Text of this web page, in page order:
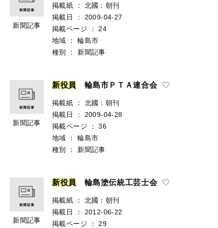
新聞記事
掲載紙 ：
北國：朝刊
掲載日
：
2009-04-27
掲載ページ
：
24
地域
：
輪島市
種別
： 新聞記事
新聞記事
新役員 輪島市ＰＴＡ連合会
掲載紙 ：
北國：朝刊
掲載日
：
2009-04-28
掲載ページ
：
36
地域
：
輪島市
種別
： 新聞記事
新聞記事
新役員 輪島塗伝統工芸士会
掲載紙 ：
北國：朝刊
掲載日
：
2012-06-22
掲載ページ
：
29